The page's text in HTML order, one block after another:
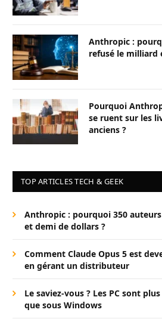
Anthropic :
refusé le milliard
Pourquoi
se ruent sur les
anciens ?
TOP ARTICLES TECH & GEEK
Anthropic : pourquoi 350
et demi de dollars ?
Comment Claude Opus 5 est
en gérant un distributeur
Le saviez-vous ? Les PC sont
que sous Windows